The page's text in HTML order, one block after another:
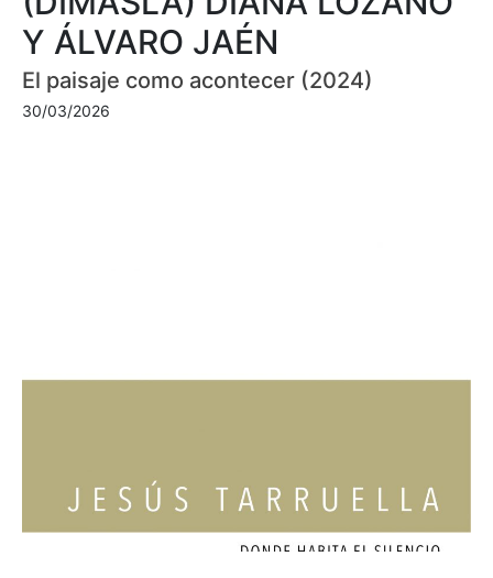
Y ÁLVARO JAÉN
El paisaje como acontecer (2024)
30/03/2026